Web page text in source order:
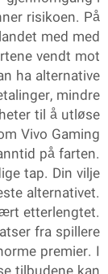
risikoen. På
med med
vendt mot
ha alternative
mindre
til å utløse
Vivo Gaming
på farten.
tap. Din vilje
alternativet.
etterlengtet.
fra spillere
premier. I